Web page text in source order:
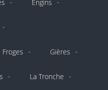
Engins
Froges Gières
La Tronche